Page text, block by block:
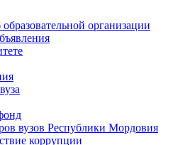
организации
вузов Республики Мордовия
коррупции